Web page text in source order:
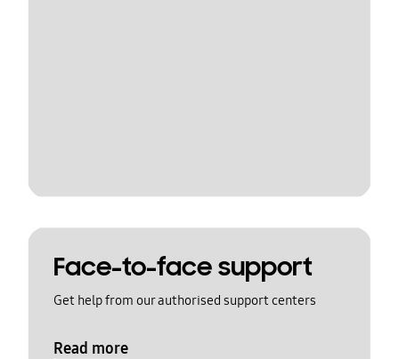
Face-to-face support
Get help from our authorised support centers
Read more